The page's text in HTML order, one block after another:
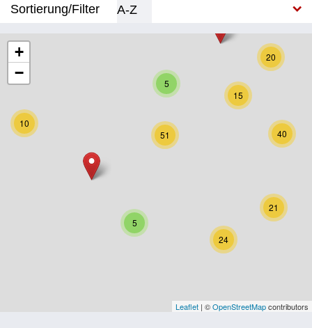
Sortierung/Filter
A-Z
Bundesland
Burgenland
Kärnten
Salzburg
Vorarlberg
15
24
40
5
20
51
21
5
10
+
−
Leaflet | ©OpenStreetMapcontributors